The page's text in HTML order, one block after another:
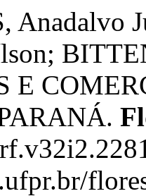
Anadalvo
E